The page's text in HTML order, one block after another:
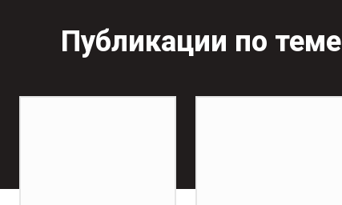
Публикации по теме